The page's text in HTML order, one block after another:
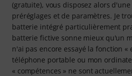
(gratuite), vous disposez alors
préréglages et de paramètres. Je
batterie intégré particulièrement
batterie fictive sonne mieux qu'un
n'ai pas encore essayé la fonction
téléphone portable ou mon
« compétences » ne sont